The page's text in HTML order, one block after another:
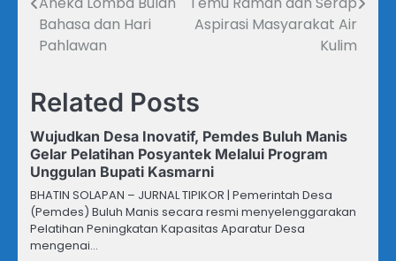
Bahasa dan Hari
Pahlawan
Aspirasi Masyarakat Air
Kulim
Related Posts
Wujudkan Desa Inovatif, Pemdes Buluh Manis
Gelar Pelatihan Posyantek Melalui Program
Unggulan Bupati Kasmarni
BHATIN SOLAPAN – JURNAL TIPIKOR | Pemerintah Desa
(Pemdes) Buluh Manis secara resmi menyelenggarakan
Pelatihan Peningkatan Kapasitas Aparatur Desa
mengenai…